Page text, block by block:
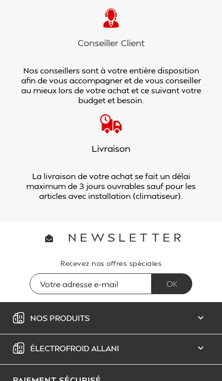
Conseiller Client
Nos conseillers sont à votre entière disposition
afin de vous accompagner et de vous conseiller
au mieux lors de votre achat et ce suivant votre
budget et besoin.
Livraison
La livraison de votre achat se fait un délai
maximum de 3 jours ouvrables sauf pour les
articles avec installation (climatiseur).
NEWSLETTER
Recevez nos offres spéciales
NOS PRODUITS 
ÉLECTROFROID ALLANI 